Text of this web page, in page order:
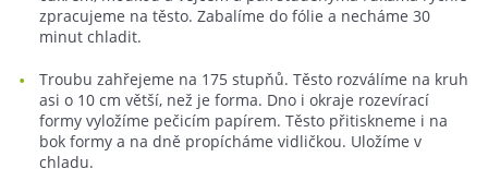
zpracujeme na těsto. Zabalíme do fólie a necháme 30
minut chladit.
Troubu zahřejeme na 175 stupňů. Těsto rozválíme na kruh
asi o 10 cm větší, než je forma. Dno i okraje rozevírací
formy vyložíme pečicím papírem. Těsto přitiskneme i na
bok formy a na dně propícháme vidličkou. Uložíme v
chladu.